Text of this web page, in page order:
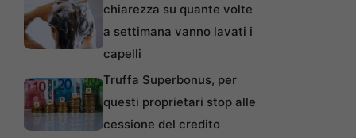
chiarezza su quante volte
a settimana vanno lavati i
capelli
Truffa Superbonus, per
questi proprietari stop alle
cessione del credito